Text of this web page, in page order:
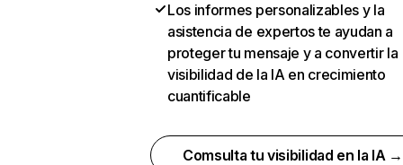
Los informes personalizables y la
asistencia de expertos te ayudan a
proteger tu mensaje y a convertir la
visibilidad de la IA en crecimiento
cuantificable
Comsulta tu visibilidad en la IA →